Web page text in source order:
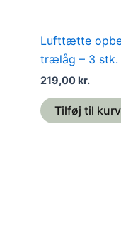
Lufttætte
trælåg – 3 stk.
219,00kr.
Tilføj til kurv